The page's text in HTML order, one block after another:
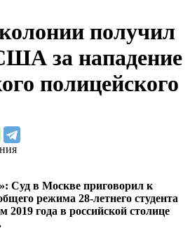
получил
за нападение
полицейского
Суд в Москве приговорил к
режима 28-летнего студента
года в российской столице